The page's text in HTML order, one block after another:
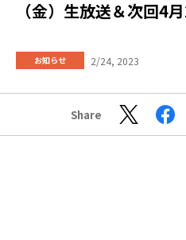
（金）生放送＆次回4
お知らせ 2/24, 2023
Share